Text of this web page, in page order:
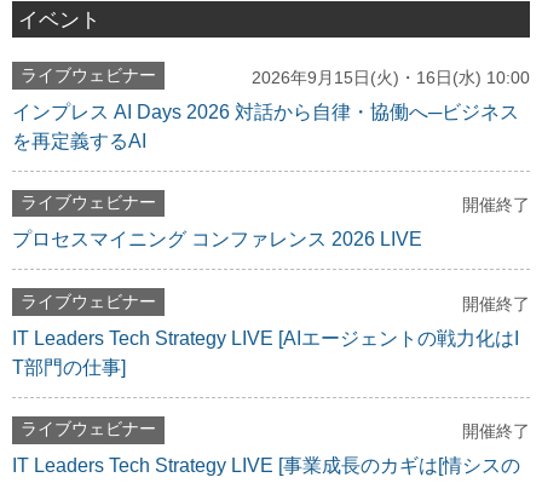
イベント
ライブウェビナー 2026年9月15日(火)・16日(水) 10:00
インプレス AI Days 2026 対話から自律・協働へ─ビジネス
を再定義するAI
ライブウェビナー 開催終了
プロセスマイニング コンファレンス 2026 LIVE
ライブウェビナー 開催終了
IT Leaders Tech Strategy LIVE [AIエージェントの戦力化はI
T部門の仕事]
ライブウェビナー 開催終了
IT Leaders Tech Strategy LIVE [事業成長のカギは[情シスの